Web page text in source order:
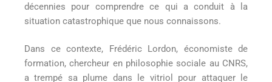
décennies pour comprendre ce qui a conduit à la
situation catastrophique que nous connaissons.
Dans ce contexte, Frédéric Lordon, économiste de
formation, chercheur en philosophie sociale au CNRS,
a trempé sa plume dans le vitriol pour attaquer le